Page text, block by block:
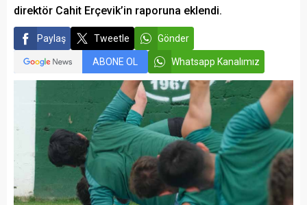
direktör Cahit Erçevik’in raporuna eklendi.
Paylaş Tweetle Gönder
ABONE OL Whatsapp Kanalımız